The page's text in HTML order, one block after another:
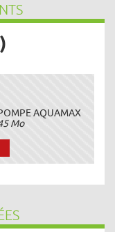
AQUAMAX
Mo